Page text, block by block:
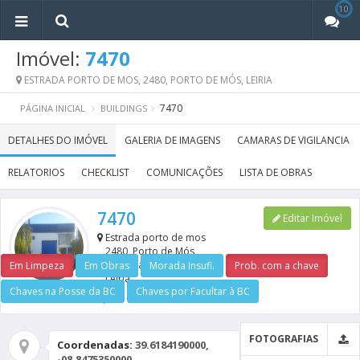
10
10
Imóvel: 7470
ESTRADA PORTO DE MOS, 2480, PORTO DE MÓS, LEIRIA
PÁGINA INICIAL BUILDINGS 7470
DETALHES DO IMÓVEL GALERIA DE IMAGENS CAMARAS DE VIGILANCIA
RELATORIOS CHECKLIST COMUNICAÇÕES LISTA DE OBRAS
7470
Estrada porto de mos
2480, Porto de Mós
Amarela
Leiria
Editar Imóvel
Em Limpeza Em Obras Morada Insufi.
Prob. com a chave
Chaves na Posse da BC
Chaves por Facultar à BC
Coordenadas: 39.6184190000,
FOTOGRAFIAS